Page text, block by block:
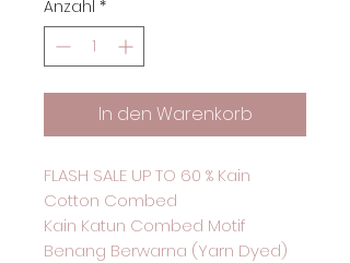
Anzahl *
In den Warenkorb
FLASH SALE UP TO 60 % Kain
Cotton Combed
Kain Katun Combed Motif
Benang Berwarna (Yarn Dyed)